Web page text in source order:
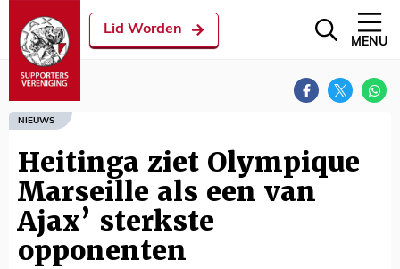
Lid Worden
MENU
NIEUWS
Heitinga ziet Olympique
Marseille als een van
Ajax’ sterkste
opponenten